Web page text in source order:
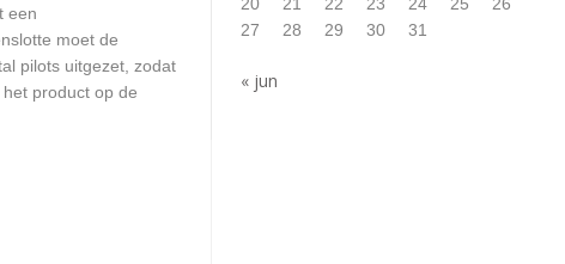
een
moet de
pilots uitgezet, zodat
product op de
27
28 29 30 31
« jun